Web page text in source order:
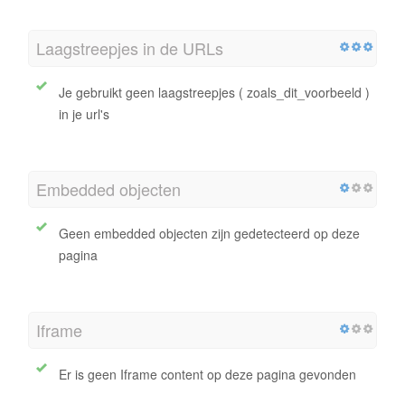
Laagstreepjes in de URLs
Je gebruikt geen laagstreepjes ( zoals_dit_voorbeeld )
in je url's
Embedded objecten
Geen embedded objecten zijn gedetecteerd op deze
pagina
Iframe
Er is geen Iframe content op deze pagina gevonden